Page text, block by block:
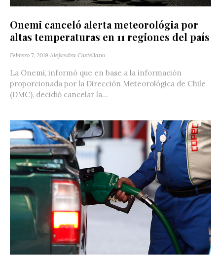
Onemi canceló alerta meteorológia por
altas temperaturas en 11 regiones del país
Febrero 7, 2019 Alejandra Castellano
La Onemi, informó que en base a la información
proporcionada por la Dirección Meteorológica de Chile
(DMC), decidió cancelar la...